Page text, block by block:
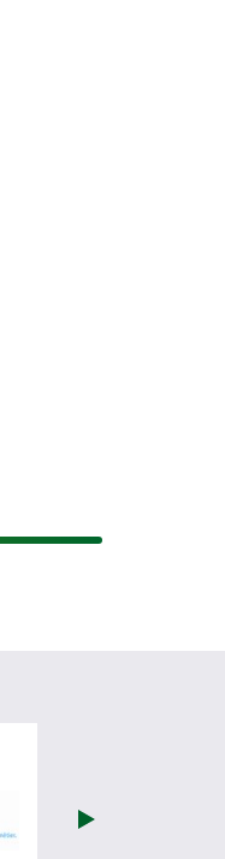
des droits (nouvelle
visiter les site de Fagerh